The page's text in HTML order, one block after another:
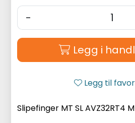
-
Legg i
Legg til
Slipefinger MT SL AVZ32RT4